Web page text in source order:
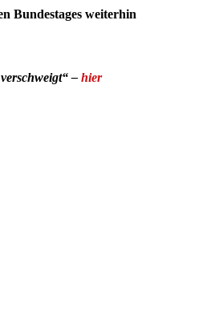
Bundestages weiterhin
– hier